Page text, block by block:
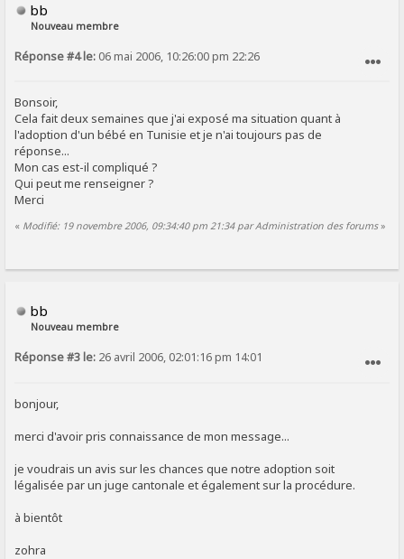
bb
Nouveau membre
Réponse #4 le: 06 mai 2006, 10:26:00 pm 22:26
Bonsoir,
Cela fait deux semaines que j'ai exposé ma situation quant à
l'adoption d'un bébé en Tunisie et je n'ai toujours pas de
réponse...
Mon cas est-il compliqué ?
Qui peut me renseigner ?
Merci
« Modifié: 19 novembre 2006, 09:34:40 pm 21:34 par Administration des forums»
bb
Nouveau membre
Réponse #3 le: 26 avril 2006, 02:01:16 pm 14:01
bonjour,
merci d'avoir pris connaissance de mon message...
je voudrais un avis sur les chances que notre adoption soit
légalisée par un juge cantonale et également sur la procédure.
à bientôt
zohra